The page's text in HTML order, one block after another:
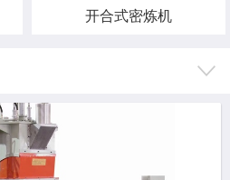
开合式密炼机